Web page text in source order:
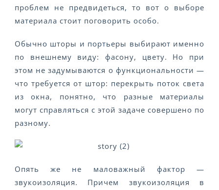
проблем не предвидеться, то вот о выборе
материала стоит поговорить особо.
Обычно шторы и портьеры выбирают именно
по внешнему виду: фасону, цвету. Но при
этом не задумываются о функциональности —
что требуется от штор: перекрыть поток света
из окна, понятно, что разные материалы
могут справляться с этой задаче совершено по
разному.
Опять же не маловажный фактор —
звукоизоляция. Причем звукоизоляция в